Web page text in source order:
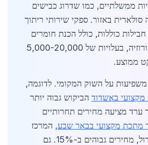
ממשלתיים, כמו שדרוג כבישים
סולארית באזור. ספקי שירותי ריתוך
כוללות, כולל הכנת חומרים
וציפויים נגד קורוזיה, בעלויות של 5,000-20,000
ממוצע.
על השוק המקומי. לדוגמה,
באשדוד הביקוש גבוה יותר
ערד מציעה מחירים תחרותיים
מתכת מקצועי בבאר שבע, המרכז
מחירים גבוהים ב-15%. גם